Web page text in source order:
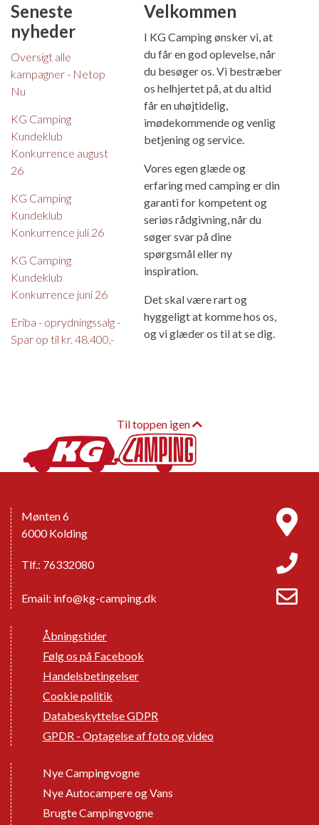
Seneste
nyheder
Oversigt alle
kampagner - Netop
Nu
KG Camping
Kundeklub
Konkurrence august
26
KG Camping
Kundeklub
Konkurrence juli 26
KG Camping
Kundeklub
Konkurrence juni 26
Eriba - oprydningssalg -
Spar op til kr. 48.400,-
Velkommen
I KG Camping ønsker vi, at
du får en god oplevelse, når
du besøger os. Vi bestræber
os helhjertet på, at du altid
får en uhøjtidelig,
imødekommende og venlig
betjening og service.
Vores egen glæde og
erfaring med camping er din
garanti for kompetent og
seriøs rådgivning, når du
søger svar på dine
spørgsmål eller ny
inspiration.
Det skal være rart og
hyggeligt at komme hos os,
og vi glæder os til at se dig.
Til toppen igen
Mønten 6
6000 Kolding
Tlf.: 76332080
Email: info@kg-camping.dk
Åbningstider
Følg os på Facebook
Handelsbetingelser
Cookie politik
Databeskyttelse GDPR
GPDR - Optagelse af foto og video
Nye Campingvogne
Nye Autocampere og Vans
Brugte Campingvogne